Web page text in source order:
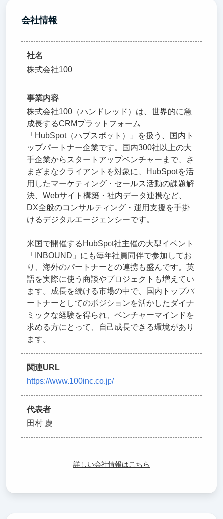
会社情報
社名
株式会社100
事業内容
株式会社100（ハンドレッド）は、世界的に急
成長するCRMプラットフォーム
「HubSpot（ハブスポット）」を扱う、国内ト
ップパートナー企業です。国内300社以上の大
手企業からスタートアップベンチャーまで、さ
まざまなクライアントを対象に、HubSpotを活
用したマーケティング・セールス活動の課題解
決、Webサイト構築・社内データ連携など、
DX全般のコンサルティング・運用支援を手掛
けるデジタルエージェンシーです。
米国で開催するHubSpot社主催の大型イベント
「INBOUND」にも毎年社員同伴で参加してお
り、海外のパートナーとの連携も盛んです。英
語を実際に使う商談やプロジェクトも増えてい
ます。成長を続ける市場の中で、国内トップパ
ートナーとしてのポジションを活かしたダイナ
ミックな経験を得られ、ベンチャーマインドを
求める方にとって、自己成長できる環境があり
ます。
関連URL
https://www.100inc.co.jp/
代表者
田村 慶
詳しい会社情報はこちら